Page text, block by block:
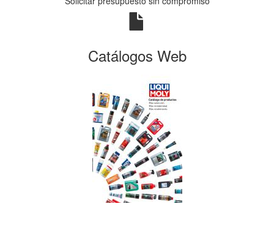
Catálogos Web